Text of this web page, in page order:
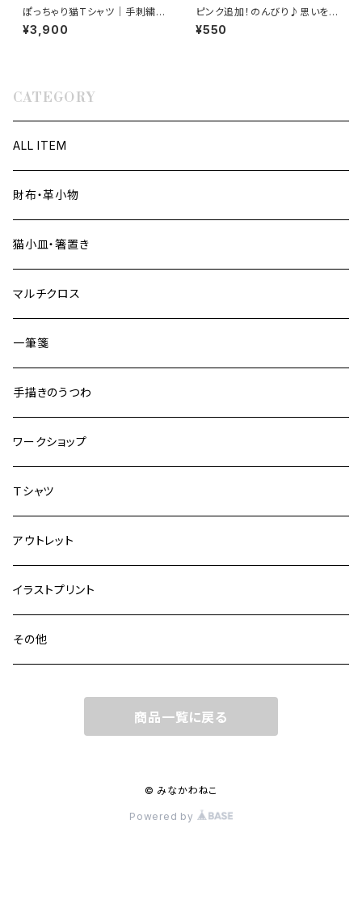
ぽっちゃり猫Tシャツ｜手刺繍の
猫ヒゲ・猫好きさんへのプレゼン
トにも
¥3,900
ピンク追加！のんびり♪思いを届
ける猫たち 猫と手紙 一筆箋 16
枚セット 猫好き・文具好きへのプ
¥550
CATEGORY
ALL ITEM
財布・革小物
猫小皿・箸置き
マルチクロス
一筆箋
手描きのうつわ
ワークショップ
Ｔシャツ
アウトレット
イラストプリント
その他
商品一覧に戻る
© みなかわねこ
Powered by